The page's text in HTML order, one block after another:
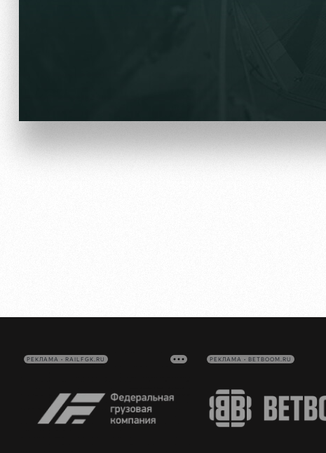
Академия
Как поступить
Заставки
Парковка
РЕКЛАМА • RAILFGK.RU РЕКЛАМА • BETBOOM.RU